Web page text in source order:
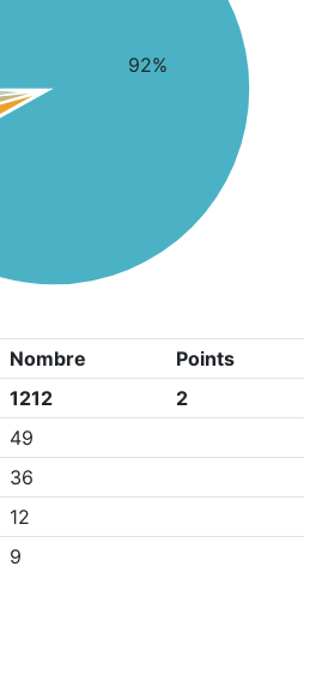
92%
Nombre
Points
1212
2
49
36
12
9